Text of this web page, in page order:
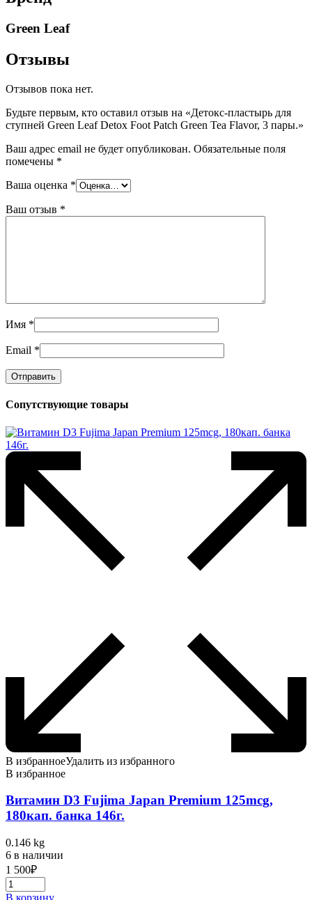
Green Leaf
Отзывы
Отзывов пока нет.
Будьте первым, кто оставил отзыв на «Детокс-пластырь для
ступней Green Leaf Detox Foot Patch Green Tea Flavor, 3 пары.»
Ваш адрес email не будет опубликован. Обязательные поля
помечены *
Ваша оценка *
Ваш отзыв *
Имя *
Email *
Сопутствующие товары
В избранноеУдалить из избранного
В избранное
Витамин D3 Fujima Japan Premium 125mcg,
180кап. банка 146г.
0.146 kg
6 в наличии
1 500₽
В корзину